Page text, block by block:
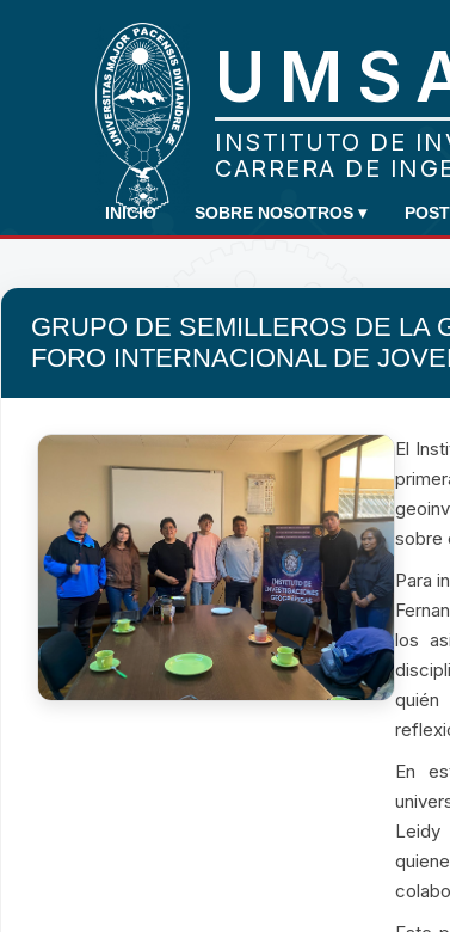
INICIO SOBRE NOSOTROS ▾
GRUPO DE SEMILLEROS DE LA
FORO INTERNACIONAL DE
El
sobre
Para
los
quién
En
Leidy